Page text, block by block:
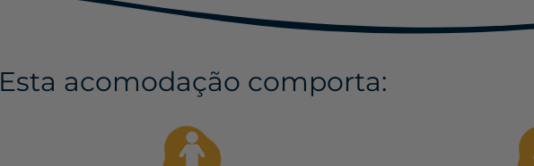
Esta acomodação comporta: